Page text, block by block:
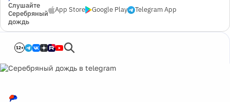
Слушайте
Серебряный
дождь
App Store Google Play Telegram App
12+